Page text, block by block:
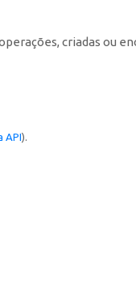
criadas ou
API).